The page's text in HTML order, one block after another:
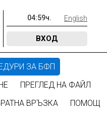
04:59ч. English
ВХОД
ЗА БФП
ПРЕГЛЕД НА ФАЙЛ
ВРЪЗКА ПОМОЩ